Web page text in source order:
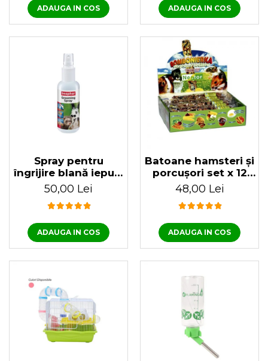
ADAUGA IN COS ADAUGA IN COS
Spray pentru
îngrijire blană iepuri,
hamsteri & animale
mici 150 ml
50,00 Lei
ADAUGA IN COS
Batoane hamsteri și
porcușori set x 12
bucăți
48,00 Lei
ADAUGA IN COS